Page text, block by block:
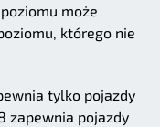
może
którego nie
tylko pojazdy
zapewnia pojazdy